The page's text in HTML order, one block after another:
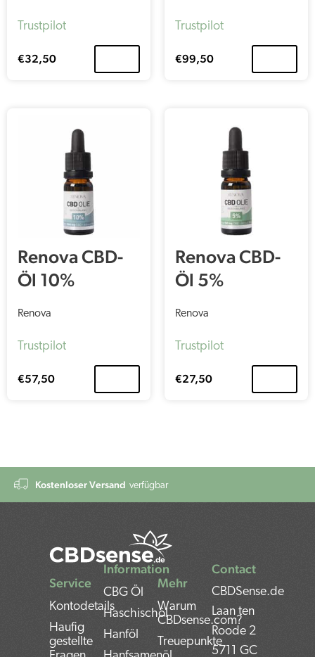
Kapsel)
Trustpilot
€32,50
Trustpilot
€99,50
Renova CBD-
Öl 10%
Renova
Trustpilot
€57,50
Renova CBD-
Öl 5%
Renova
Trustpilot
€27,50
Kostenloser Versand verfügbar
Contact
CBDSense.de
Laan ten
Roode 2
5711 GC
Service
Kontodetails
Haufig
gestellte
Information
CBG Öl
Haschischöl
Hanföl
Mehr
Warum
CBDsense.com?
Treuepunkte